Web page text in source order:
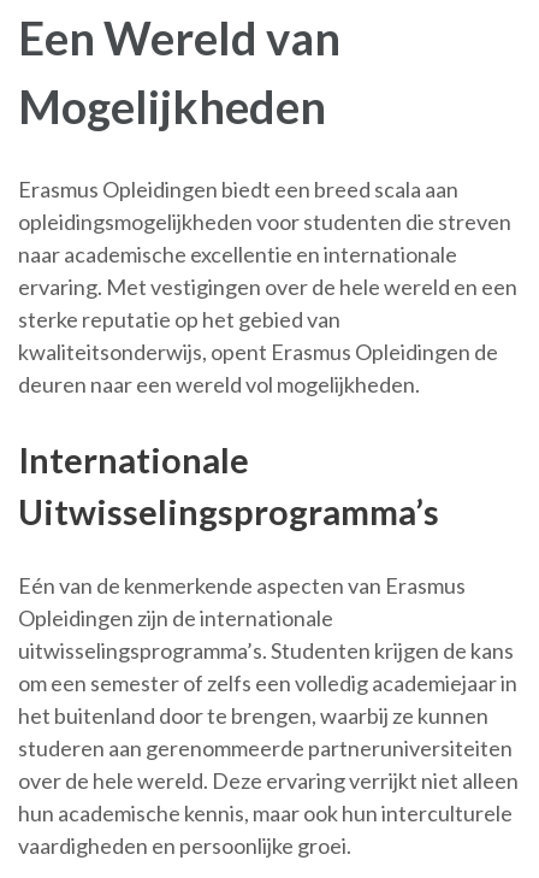
Een Wereld van
Mogelijkheden
Erasmus Opleidingen biedt een breed scala aan
opleidingsmogelijkheden voor studenten die streven
naar academische excellentie en internationale
ervaring. Met vestigingen over de hele wereld en een
sterke reputatie op het gebied van
kwaliteitsonderwijs, opent Erasmus Opleidingen de
deuren naar een wereld vol mogelijkheden.
Internationale
Uitwisselingsprogramma’s
Eén van de kenmerkende aspecten van Erasmus
Opleidingen zijn de internationale
uitwisselingsprogramma’s. Studenten krijgen de kans
om een semester of zelfs een volledig academiejaar in
het buitenland door te brengen, waarbij ze kunnen
studeren aan gerenommeerde partneruniversiteiten
over de hele wereld. Deze ervaring verrijkt niet alleen
hun academische kennis, maar ook hun interculturele
vaardigheden en persoonlijke groei.